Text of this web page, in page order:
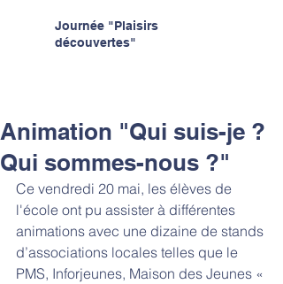
Journée "Plaisirs
découvertes"
Animation "Qui suis-je ?
Qui sommes-nous ?"
Ce vendredi 20 mai, les élèves de
l'école ont pu assister à différentes
animations avec une dizaine de stands
d’associations locales telles que le
PMS, Inforjeunes, Maison des Jeunes «